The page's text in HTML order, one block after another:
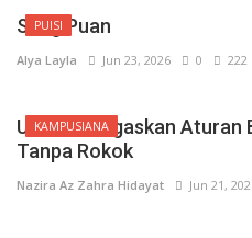
PUISI
Sang Puan
Alya Layla Jun 23, 2026 0 222
KAMPUSIANA
Unindra Tegaskan Aturan
Tanpa Rokok
Nazira Az Zahra Hidayat Jun 21,